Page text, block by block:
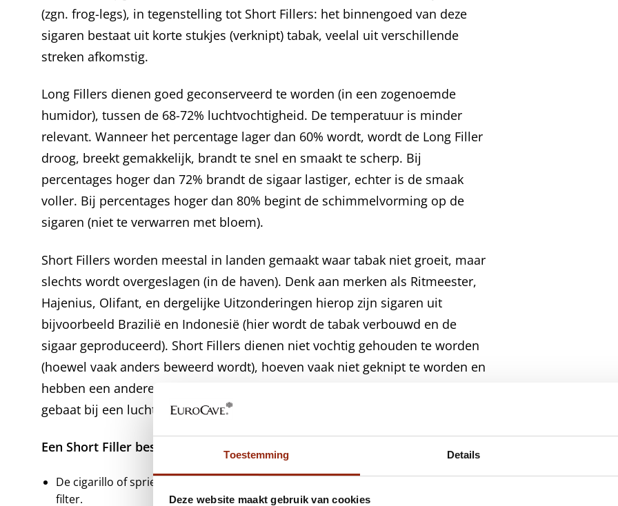
Toestemming Details
Deze website maakt gebruik van cookies
(zgn. frog-legs), in tegenstelling tot Short Fillers: het binnengoed van deze
sigaren bestaat uit korte stukjes (verknipt) tabak, veelal uit verschillende
streken afkomstig.
Long Fillers dienen goed geconserveerd te worden (in een zogenoemde
humidor), tussen de 68-72% luchtvochtigheid. De temperatuur is minder
relevant. Wanneer het percentage lager dan 60% wordt, wordt de Long Filler
droog, breekt gemakkelijk, brandt te snel en smaakt te scherp. Bij
percentages hoger dan 72% brandt de sigaar lastiger, echter is de smaak
voller. Bij percentages hoger dan 80% begint de schimmelvorming op de
sigaren (niet te verwarren met bloem).
Short Fillers worden meestal in landen gemaakt waar tabak niet groeit, maar
slechts wordt overgeslagen (in de haven). Denk aan merken als Ritmeester,
Hajenius, Olifant, en dergelijke Uitzonderingen hierop zijn sigaren uit
bijvoorbeeld Brazilië en Indonesië (hier wordt de tabak verbouwd en de
sigaar geproduceerd). Short Fillers dienen niet vochtig gehouden te worden
(hoewel vaak anders beweerd wordt), hoeven vaak niet geknipt te worden en
hebben een andere smaak dan Long-Fillers. Een short-filler is het beste
gebaat bij een luchtvochtigheid van ongeveer 65%.
Een Short Filler bestaat in verschillende formaten.
De cigarillo of spriet is een smalle, dunne sigaar. Sommige cigarillo’s hebben een
filter.